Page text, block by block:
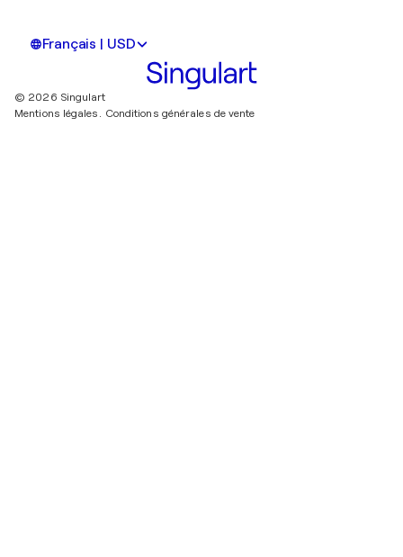
Français | USD
© 2026 Singulart
Mentions légales.
Conditions générales de vente